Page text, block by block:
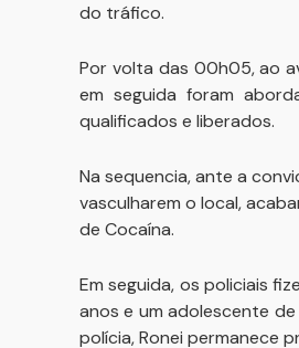
do tráfico.
Por volta das 00h05, ao
em seguida foram
qualificados e liberados.
Na sequencia, ante a
vasculharem o local,
de Cocaína.
Em seguida, os policiais
anos e um adolescente
polícia, Ronei permanece